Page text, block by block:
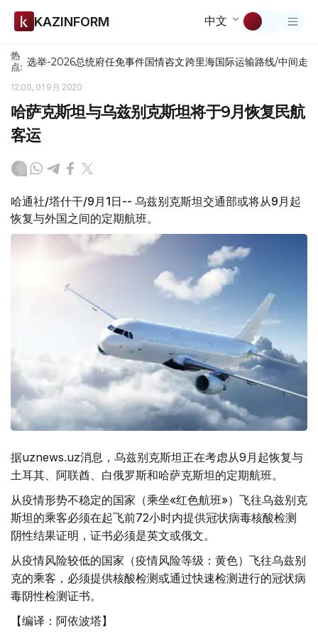
KAZINFORM 中文
热
点: 选举-2026总统府任免事件国情咨文跨里海国际运输路线/中间走廊
12:00, 01 9月 2020
哈萨克斯坦与乌兹别克斯坦将于9月恢复民航
客运
哈通社/塔什干/9月1日-- 乌兹别克斯坦交通部或将从9月起
恢复与外国之间的定期航班。
据uznews.uz消息，乌兹别克斯坦正在考虑从9月起恢复与
土耳其、阿联酋、白俄罗斯和哈萨克斯坦的定期航班。
从疫情形势不稳定的国家（乘坐«红色航班»）飞往乌兹别克
斯坦的乘客必须在起飞前72小时内提供冠状病毒核酸检测
阴性结果证明，证书必须是英文或俄文。
从疫情风险较低的国家（疫情风险等级：黄色）飞往乌兹别
克的乘客，必须提供核酸检测或通过快速检测进行的冠状病
毒阴性检测证书。
【编译：阿依波塔】